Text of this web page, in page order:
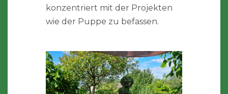
konzentriert mit der Projekten
wie der Puppe zu befassen.